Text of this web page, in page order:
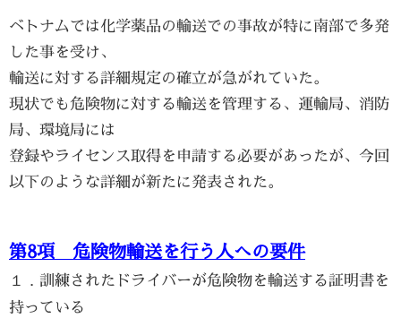
ベトナムでは化学薬品の輸送での事故が特に南部で多発
した事を受け、
輸送に対する詳細規定の確立が急がれていた。
現状でも危険物に対する輸送を管理する、運輸局、消防
局、環境局には
登録やライセンス取得を申請する必要があったが、今回
以下のような詳細が新たに発表された。
第8項 危険物輸送を行う人への要件
１．訓練されたドライバーが危険物を輸送する証明書を
持っている